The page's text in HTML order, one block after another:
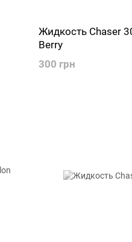
Жидкость Chaser
Berry
300 грн